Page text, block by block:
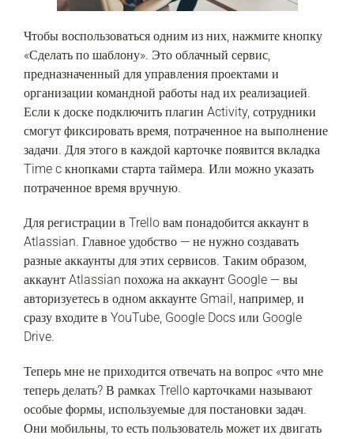
Чтобы воспользоваться одним из них, нажмите кнопку
«Сделать по шаблону». Это облачный сервис,
предназначенный для управления проектами и
организации командной работы над их реализацией.
Если к доске подключить плагин Activity, сотрудники
смогут фиксировать время, потраченное на выполнение
задачи. Для этого в каждой карточке появится вкладка
Time c кнопками старта таймера. Или можно указать
потраченное время вручную.
Для регистрации в Trello вам понадобится аккаунт в
Atlassian. Главное удобство — не нужно создавать
разные аккаунты для этих сервисов. Таким образом,
аккаунт Atlassian похожа на аккаунт Google — вы
авторизуетесь в одном аккаунте Gmail, например, и
сразу входите в YouTube, Google Docs или Google
Drive.
Теперь мне не приходится отвечать на вопрос «что мне
теперь делать? В рамках Trello карточками называют
особые формы, используемые для постановки задач.
Они мобильны, то есть пользователь может их двигать